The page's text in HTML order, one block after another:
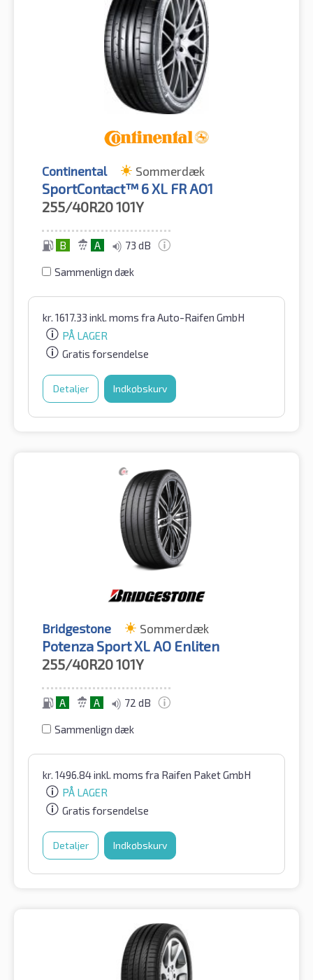
Continental Sommerdæk
SportContact™ 6 XL FR AO1
255/40R20101Y
B A 73 dB
Sammenlign dæk
kr. 1617.33 inkl. moms fra Auto-Raifen GmbH
PÅ LAGER
Gratis forsendelse
Detaljer Indkøbskurv
Bridgestone Sommerdæk
Potenza Sport XL AO Enliten
255/40R20101Y
A A 72 dB
Sammenlign dæk
kr. 1496.84inkl. moms fra Raifen Paket GmbH
PÅ LAGER
Gratis forsendelse
Detaljer Indkøbskurv